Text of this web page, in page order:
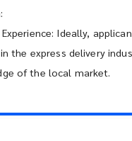
Ideally,
the express delivery
of the local market.